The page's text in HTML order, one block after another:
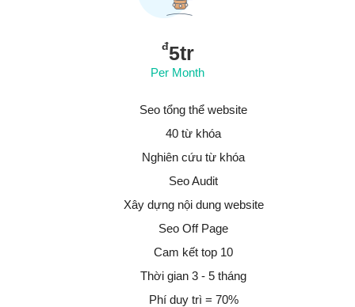
đ5tr
Per Month
Seo tổng thể website
40 từ khóa
Nghiên cứu từ khóa
Seo Audit
Xây dựng nội dung website
Seo Off Page
Cam kết top 10
Thời gian 3 - 5 tháng
Phí duy trì = 70%